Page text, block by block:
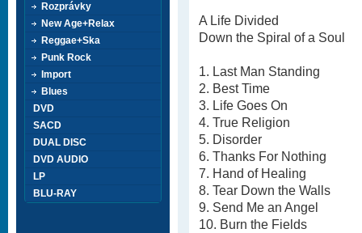
A Life Divided
Down the Spiral of a Soul
1. Last Man Standing
2. Best Time
3. Life Goes On
4. True Religion
5. Disorder
6. Thanks For Nothing
7. Hand of Healing
8. Tear Down the Walls
9. Send Me an Angel
10. Burn the Fields
Rozprávky
New Age+Relax
Reggae+Ska
Punk Rock
Import
Blues
DVD
SACD
DUAL DISC
DVD AUDIO
LP
BLU-RAY